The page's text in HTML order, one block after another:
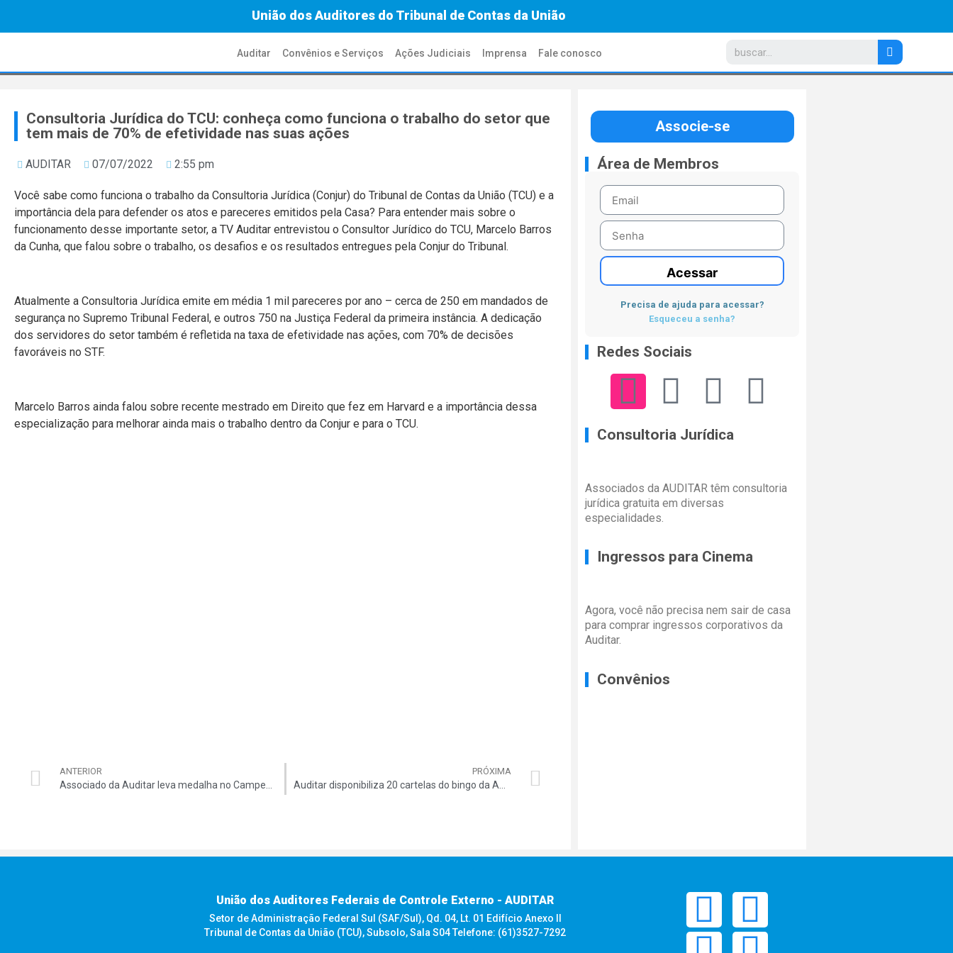
União dos Auditores do Tribunal de Contas da União
Auditar Convênios e Serviços Ações Judiciais Imprensa Fale conosco
Consultoria Jurídica do TCU: conheça como funciona o trabalho do setor que
tem mais de 70% de efetividade nas suas ações
AUDITAR 07/07/2022 2:55 pm
Você sabe como funciona o trabalho da Consultoria Jurídica (Conjur) do Tribunal de Contas da União (TCU) e a
importância dela para defender os atos e pareceres emitidos pela Casa? Para entender mais sobre o
funcionamento desse importante setor, a TV Auditar entrevistou o Consultor Jurídico do TCU, Marcelo Barros
da Cunha, que falou sobre o trabalho, os desafios e os resultados entregues pela Conjur do Tribunal.
Atualmente a Consultoria Jurídica emite em média 1 mil pareceres por ano – cerca de 250 em mandados de
segurança no Supremo Tribunal Federal, e outros 750 na Justiça Federal da primeira instância. A dedicação
dos servidores do setor também é refletida na taxa de efetividade nas ações, com 70% de decisões
favoráveis no STF.
Marcelo Barros ainda falou sobre recente mestrado em Direito que fez em Harvard e a importância dessa
especialização para melhorar ainda mais o trabalho dentro da Conjur e para o TCU.
ANTERIOR
Associado da Auditar leva medalha no Campeonato Mundial de Beach Tennis
PRÓXIMA
Auditar disponibiliza 20 cartelas do bingo da ASTCU
Associe-se
Área de Membros
Acessar
Precisa de ajuda para acessar?
Esqueceu a senha?
Redes Sociais
Consultoria Jurídica
Associados da AUDITAR têm consultoria
jurídica gratuita em diversas
especialidades.
Ingressos para Cinema
Agora, você não precisa nem sair de casa
para comprar ingressos corporativos da
Auditar.
Convênios
União dos Auditores Federais de Controle Externo - AUDITAR
Setor de Administração Federal Sul (SAF/Sul), Qd. 04, Lt. 01 Edifício Anexo II
Tribunal de Contas da União (TCU), Subsolo, Sala S04 Telefone: (61)3527-7292